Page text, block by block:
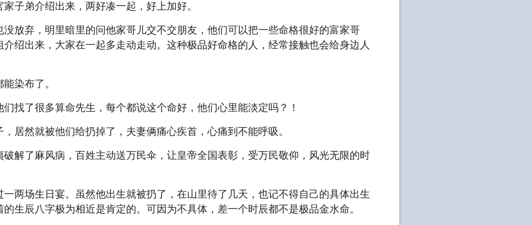
子弟介绍出来，两好凑一起，好上加好。
放弃，明里暗里的问他家哥儿交不交朋友，他们可以把一些命格很好的富家哥
介绍出来，大家在一起多走动走动。这种极品好命格的人，经常接触也会给身边人
染布了。
找了很多算命先生，每个都说这个命好，他们心里能淡定吗？！
居然就被他们给扔掉了，夫妻俩痛心疾首，心痛到不能呼吸。
解了麻风病，百姓主动送万民伞，让皇帝全国表彰，受万民敬仰，风光无限的时
一两场生日宴。虽然他出生就被扔了，在山里待了几天，也记不得自己的具体出生
生辰八字极为相近是肯定的。可因为不具体，差一个时辰都不是极品金水命。